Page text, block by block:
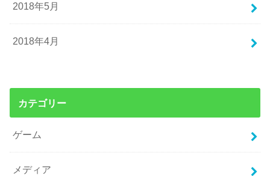
2018年5月
2018年4月
カテゴリー
ゲーム
メディア